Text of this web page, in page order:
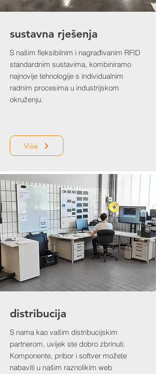
sustavna rješenja
S našim fleksibilnim i nagrađivanim RFID
standardnim sustavima, kombiniramo
najnovije tehnologije s individualnim
radnim procesima u industrijskom
okruženju.
Više
distribucija
S nama kao vašim distribucijskim
partnerom, uvijek ste dobro zbrinuti.
Komponente, pribor i softver možete
nabaviti u našim raznolikim web